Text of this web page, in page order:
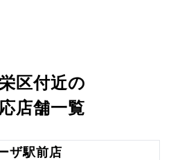
区付近の
店舗一覧
ザ駅前店